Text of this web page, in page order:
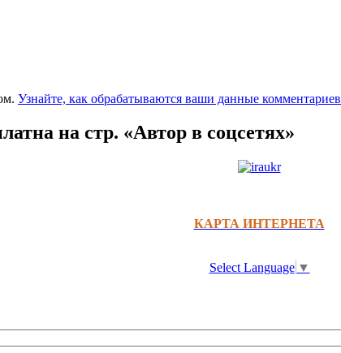
Узнайте, как обрабатываются ваши данные комментариев
на стр. «Автор в соцсетях»
КАРТА ИНТЕРНЕТА
Select Language ▼